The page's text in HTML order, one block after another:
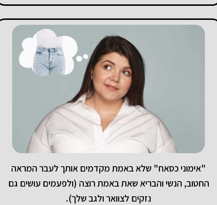
"אימוני כסאח" שלא באמת מקדמים אותך לעבר המראה
החטוב, הנשי והבריא שאת באמת רוצה (ולפעמים עושים גם
נזקים לצוואר ולגב שלך).